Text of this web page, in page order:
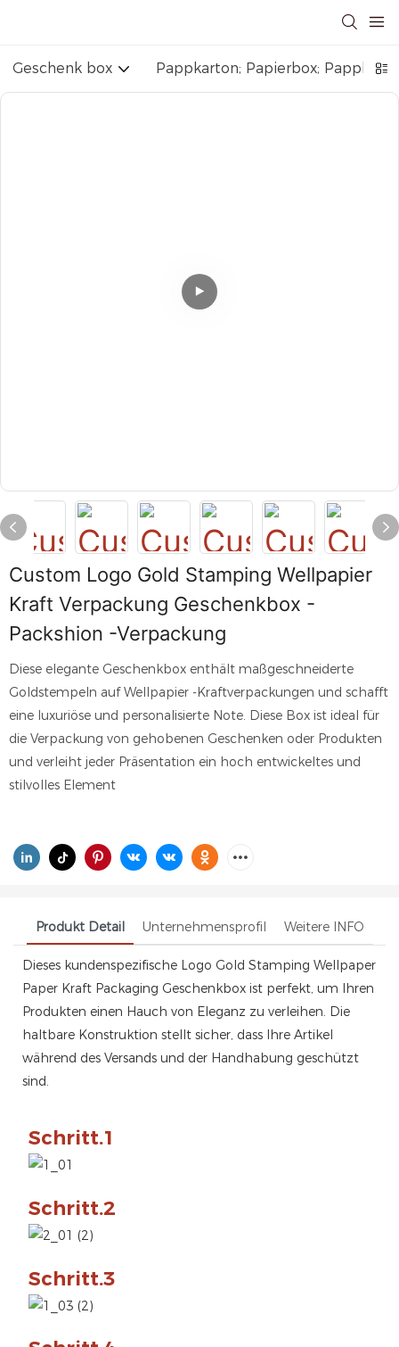
Geschenk box Pappkarton; Papierbox; Pappbox
Custom Logo Gold Stamping Wellpapier
Kraft Verpackung Geschenkbox -
Packshion -Verpackung
Diese elegante Geschenkbox enthält maßgeschneiderte
Goldstempeln auf Wellpapier -Kraftverpackungen und schafft
eine luxuriöse und personalisierte Note. Diese Box ist ideal für
die Verpackung von gehobenen Geschenken oder Produkten
und verleiht jeder Präsentation ein hoch entwickeltes und
stilvolles Element
Produkt Detail Unternehmensprofil Weitere INFO
Dieses kundenspezifische Logo Gold Stamping Wellpaper
Paper Kraft Packaging Geschenkbox ist perfekt, um Ihren
Produkten einen Hauch von Eleganz zu verleihen. Die
haltbare Konstruktion stellt sicher, dass Ihre Artikel
während des Versands und der Handhabung geschützt
sind.
Schritt.1
Schritt.2
Schritt.3